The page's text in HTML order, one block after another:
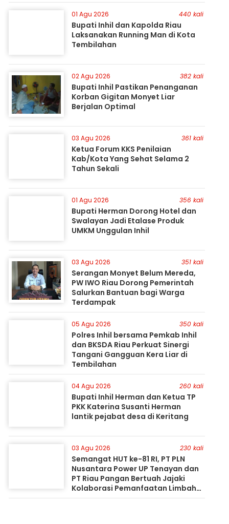
01 Agu 2026 440 kali
Bupati Inhil dan Kapolda Riau
Laksanakan Running Man di Kota
Tembilahan
02 Agu 2026 382 kali
Bupati Inhil Pastikan Penanganan
Korban Gigitan Monyet Liar
Berjalan Optimal
03 Agu 2026 361 kali
Ketua Forum KKS Penilaian
Kab/Kota Yang Sehat Selama 2
Tahun Sekali
01 Agu 2026 356 kali
Bupati Herman Dorong Hotel dan
Swalayan Jadi Etalase Produk
UMKM Unggulan Inhil
03 Agu 2026 351 kali
Serangan Monyet Belum Mereda,
PW IWO Riau Dorong Pemerintah
Salurkan Bantuan bagi Warga
Terdampak
05 Agu 2026 350 kali
Polres Inhil bersama Pemkab Inhil
dan BKSDA Riau Perkuat Sinergi
Tangani Gangguan Kera Liar di
Tembilahan
04 Agu 2026 260 kali
Bupati Inhil Herman dan Ketua TP
PKK Katerina Susanti Herman
lantik pejabat desa di Keritang
03 Agu 2026 230 kali
Semangat HUT ke-81 RI, PT PLN
Nusantara Power UP Tenayan dan
PT Riau Pangan Bertuah Jajaki
Kolaborasi Pemanfaatan Limbah
FABA untuk Dukung Swasembada